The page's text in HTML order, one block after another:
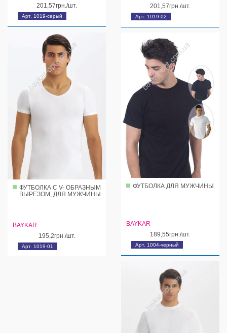
Арт. 1019-серый
201,57грн./шт.
Арт. 1019-02
201,57грн./шт.
Арт. 1019-01
ФУТБОЛКА С V- ОБРАЗНЫМ
ВЫРЕЗОМ, ДЛЯ МУЖЧИНЫ
BAYKAR
195,2грн./шт.
Арт. 1004-черный
ФУТБОЛКА ДЛЯ МУЖЧИНЫ
BAYKAR
189,55грн./шт.